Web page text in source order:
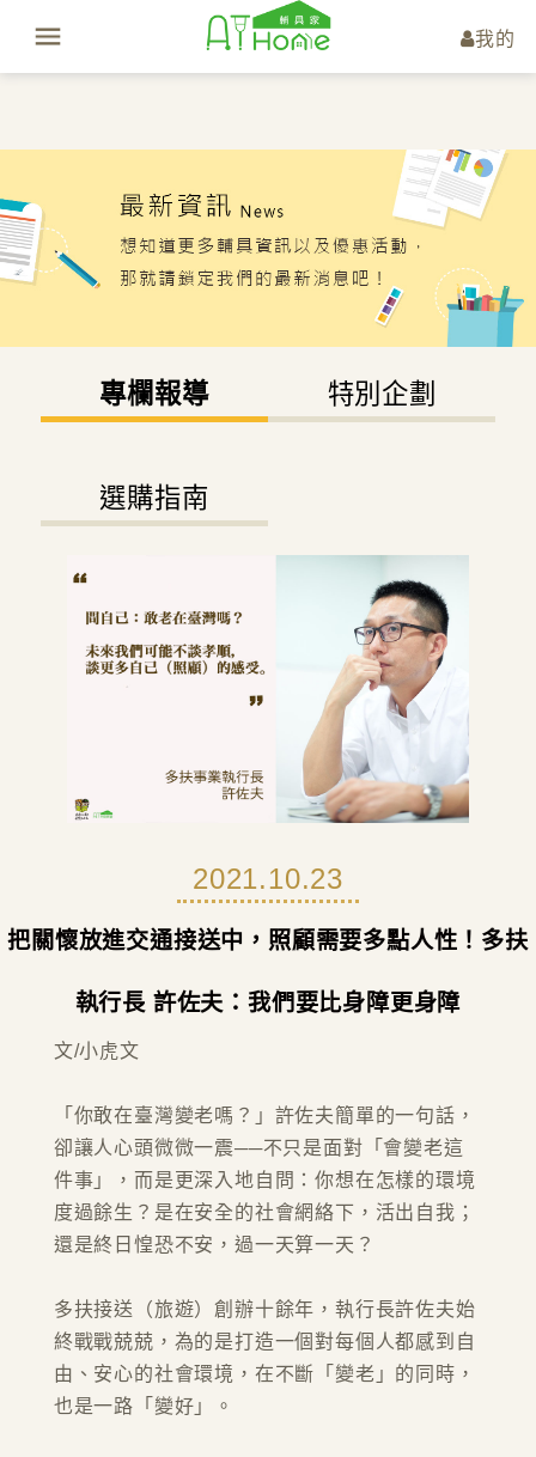
我的
專欄報導 特別企劃
選購指南
2021.10.23
把關懷放進交通接送中，照顧需要多點人性！多扶
執行長 許佐夫：我們要比身障更身障
文/小虎文
「你敢在臺灣變老嗎？」許佐夫簡單的一句話，
卻讓人心頭微微一震──不只是面對「會變老這
件事」，而是更深入地自問：你想在怎樣的環境
度過餘生？是在安全的社會網絡下，活出自我；
還是終日惶恐不安，過一天算一天？
多扶接送（旅遊）創辦十餘年，執行長許佐夫始
終戰戰兢兢，為的是打造一個對每個人都感到自
由、安心的社會環境，在不斷「變老」的同時，
也是一路「變好」。